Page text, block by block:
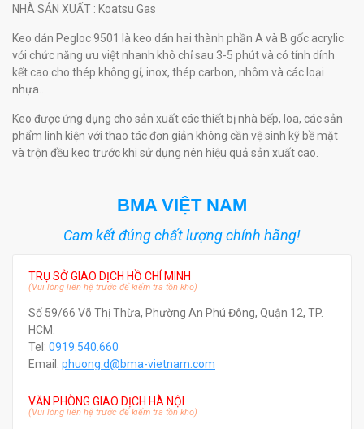
NHÀ SẢN XUẤT : Koatsu Gas
Keo dán Pegloc 9501 là keo dán hai thành phần A và B gốc acrylic
với chức năng ưu việt nhanh khô chỉ sau 3-5 phút và có tính dính
kết cao cho thép không gỉ, inox, thép carbon, nhôm và các loại
nhựa...
Keo được ứng dụng cho sản xuất các thiết bị nhà bếp, loa, các sản
phẩm linh kiện với thao tác đơn giản không cần vệ sinh kỹ bề mặt
và trộn đều keo trước khi sử dụng nên hiệu quả sản xuất cao.
BMA VIỆT NAM
Cam kết đúng chất lượng chính hãng!
TRỤ SỞ GIAO DỊCH HỒ CHÍ MINH
(Vui lòng liên hệ trước để kiểm tra tồn kho)
Số 59/66 Võ Thị Thừa, Phường An Phú Đông, Quận 12, TP.
HCM.
Tel: 0919.540.660
Email: phuong.d@bma-vietnam.com
VĂN PHÒNG GIAO DỊCH HÀ NỘI
(Vui lòng liên hệ trước để kiểm tra tồn kho)